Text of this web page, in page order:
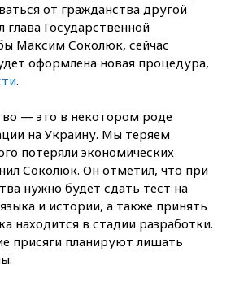
от гражданства другой
Государственной
Максим Соколюк, сейчас
оформлена новая процедура,
.
— это в некотором роде
на Украину. Мы теряем
потеряли экономических
Соколюк. Он отметил, что при
нужно будет сдать тест на
и истории, а также принять
находится в стадии разработки.
присяги планируют лишать